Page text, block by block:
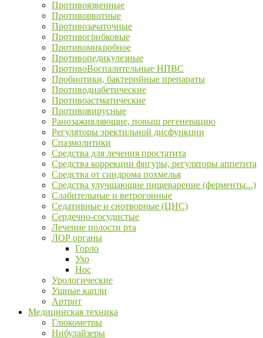
Противоязвенные
Противорвотные
Противозачаточные
Противогрибковые
Противомикробное
Противопедикулезные
ПротивоВоспалительные НПВС
Пробиотики, бактерийные препараты
Противодиабетические
Противоастматические
Противовирусные
Ранозаживляющие, повыш регенерацию
Регуляторы эректильной дисфункции
Спазмолитики
Средства для лечения простатита
Средства коррекции фигуры, регуляторы аппетита
Средства от синдрома похмелья
Средства улучшающие пищеварение (ферменты...)
Слабительные и ветрогонные
Седативные и снотворные (ЦНС)
Сердечно-сосудистые
Лечение полости рта
ЛОР органы
Горло
Ухо
Нос
Урологические
Ушные капли
Артрит
Медицинская техника
Глюкометры
Нибулайзеры